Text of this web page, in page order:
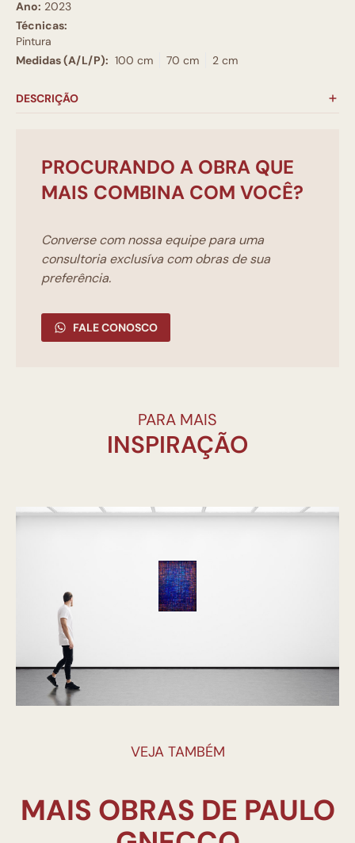
Ano: 2023
Técnicas:
Pintura
Medidas (A/L/P): 100 cm 70 cm 2 cm
DESCRIÇÃO
PROCURANDO A OBRA QUE
MAIS COMBINA COM VOCÊ?
Converse com nossa equipe para uma
consultoria exclusíva com obras de sua
preferência.
FALE CONOSCO
PARA MAIS
INSPIRAÇÃO
VEJA TAMBÉM
MAIS OBRAS DE PAULO